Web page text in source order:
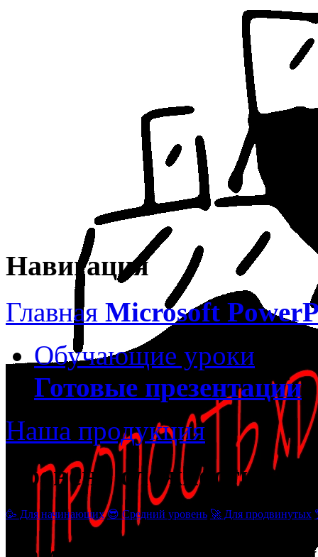
Навигация
Главная Microsoft
Обучающие уроки
Готовые презентации
Наша продукция
Уровень сложности
🥳 Для начинающих 😎 Средний уровень 🚀 Для продвинутых